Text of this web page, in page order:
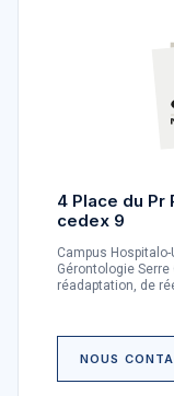
4 Place du Pr
cedex 9
Campus
Gérontologie
réadaptation, de
NOUS